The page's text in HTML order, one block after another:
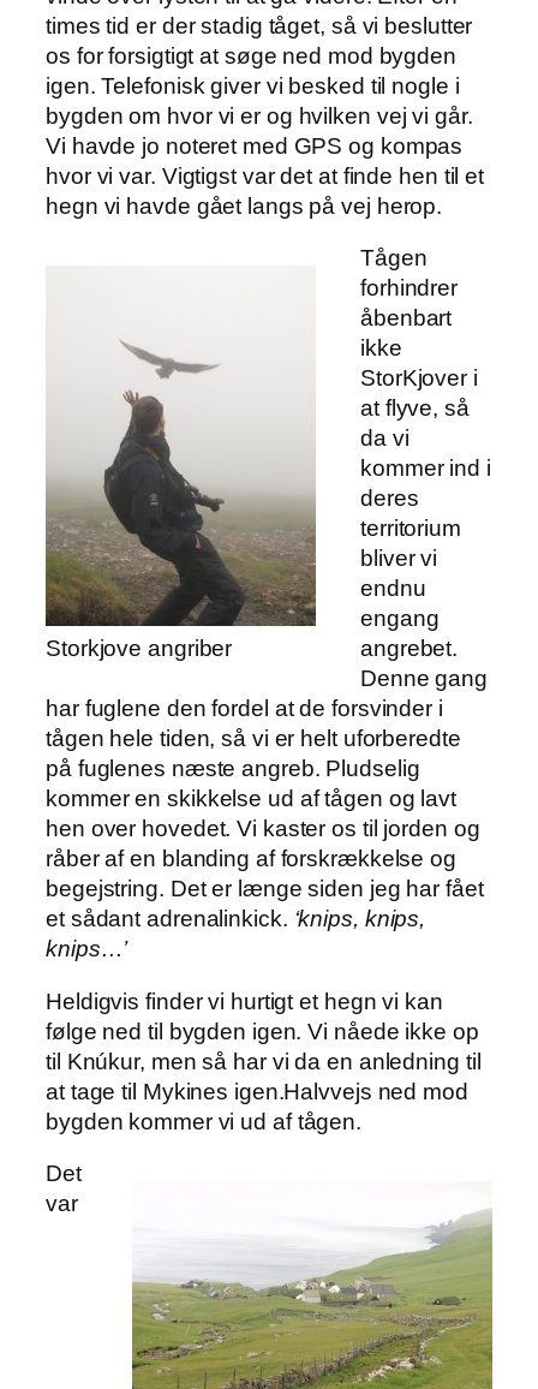
times tid er der stadig tåget, så vi beslutter
os for forsigtigt at søge ned mod bygden
igen. Telefonisk giver vi besked til nogle i
bygden om hvor vi er og hvilken vej vi går.
Vi havde jo noteret med GPS og kompas
hvor vi var. Vigtigst var det at finde hen til et
hegn vi havde gået langs på vej herop.
Storkjove angriber
Tågen
forhindrer
åbenbart
ikke
StorKjover i
at flyve, så
da vi
kommer ind i
deres
territorium
bliver vi
endnu
engang
angrebet.
Denne gang
har fuglene den fordel at de forsvinder i
tågen hele tiden, så vi er helt uforberedte
på fuglenes næste angreb. Pludselig
kommer en skikkelse ud af tågen og lavt
hen over hovedet. Vi kaster os til jorden og
råber af en blanding af forskrækkelse og
begejstring. Det er længe siden jeg har fået
et sådant adrenalinkick. ‘knips, knips,
knips…’
Heldigvis finder vi hurtigt et hegn vi kan
følge ned til bygden igen. Vi nåede ikke op
til Knúkur, men så har vi da en anledning til
at tage til Mykines igen.Halvvejs ned mod
bygden kommer vi ud af tågen.
Det
var